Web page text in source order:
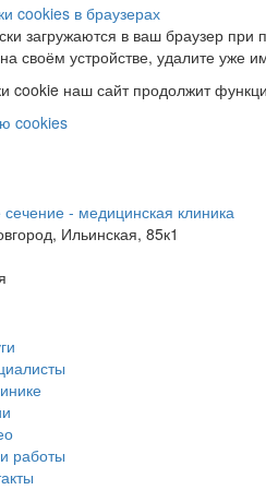
cookies в браузерах
загружаются в ваш браузер
своём устройстве, удалите
cookie наш сайт продолжит
cookies
Ильинская, 85к1
работы